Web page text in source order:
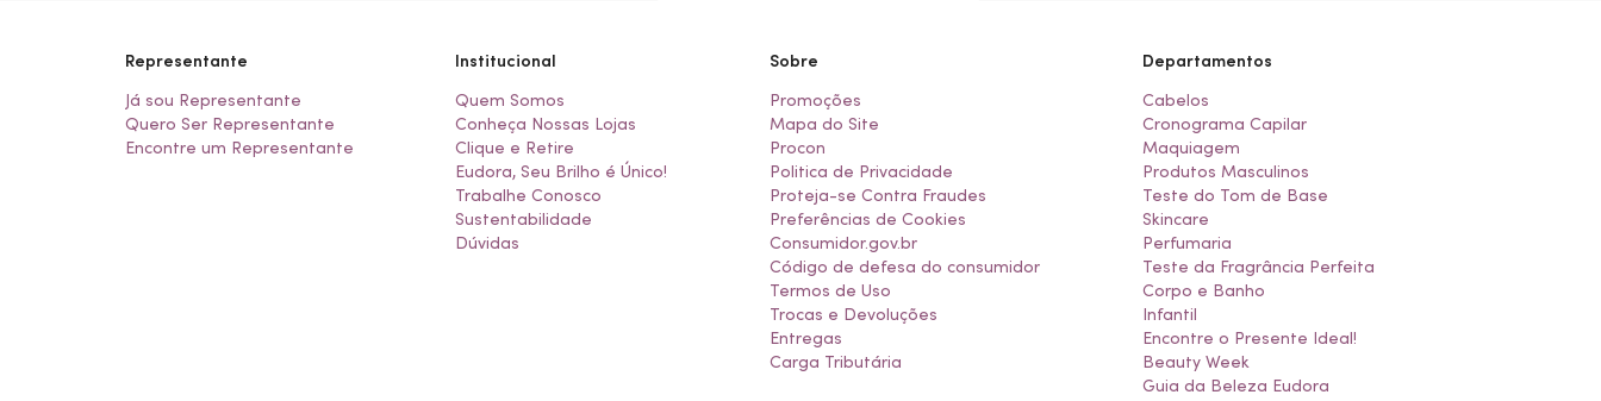
Representante
Já sou Representante
Quero Ser Representante
Encontre um Representante
Institucional
Quem Somos
Conheça Nossas Lojas
Clique e Retire
Eudora, Seu Brilho é Único!
Trabalhe Conosco
Sustentabilidade
Dúvidas
Sobre
Promoções
Mapa do Site
Procon
Politica de Privacidade
Proteja-se Contra Fraudes
Preferências de Cookies
Consumidor.gov.br
Código de defesa do consumidor
Termos de Uso
Trocas e Devoluções
Entregas
Carga Tributária
Departamentos
Cabelos
Cronograma Capilar
Maquiagem
Produtos Masculinos
Teste do Tom de Base
Skincare
Perfumaria
Teste da Fragrância Perfeita
Corpo e Banho
Infantil
Encontre o Presente Ideal!
Beauty Week
Guia da Beleza Eudora